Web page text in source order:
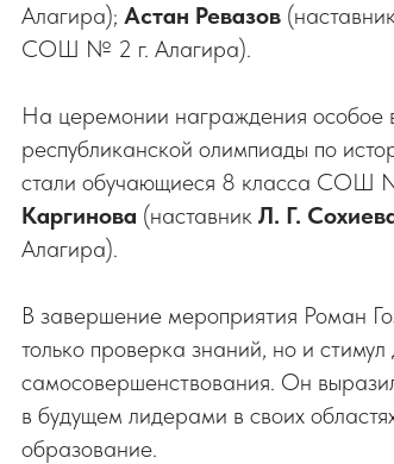
Алагира); Астан Ревазов
СОШ № 2 г. Алагира).
На церемонии награждения особое
республиканской олимпиады по
стали обучающиеся 8 класса СОШ
Каргинова (наставник Л. Г.
Алагира).
В завершение мероприятия Роман
только проверка знаний, но и
самосовершенствования. Он
в будущем лидерами в своих
образование.